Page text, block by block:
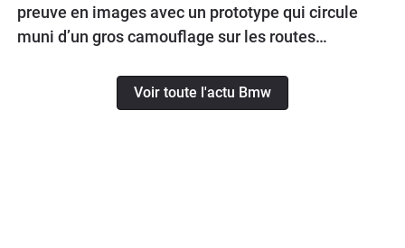
preuve en images avec un prototype qui circule
muni d’un gros camouflage sur les routes
Voir toute l'actu Bmw